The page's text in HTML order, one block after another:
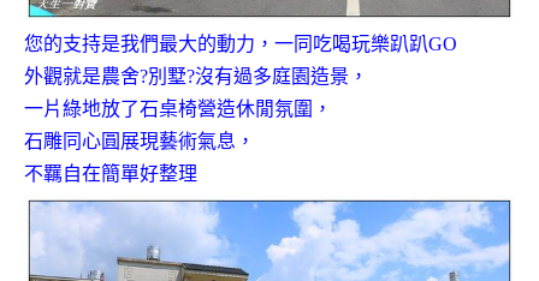
您的支持是我們最大的動力，一同吃喝玩樂趴趴GO
外觀就是農舍?別墅?沒有過多庭園造景，
一片綠地放了石桌椅營造休閒氛圍，
石雕同心圓展現藝術氣息，
不羈自在簡單好整理